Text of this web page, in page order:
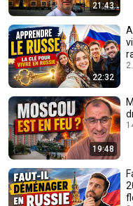
21:43
22:32
19:48